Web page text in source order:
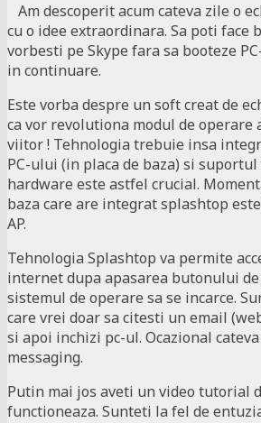
Am descoperit acum cateva zile o
cu o idee extraordinara. Sa poti face
vorbesti pe Skype fara sa booteze
in continuare.
Este vorba despre un soft creat de
ca vor revolutiona modul de operare
viitor ! Tehnologia trebuie insa
PC-ului (in placa de baza) si
hardware este astfel crucial.
baza care are integrat splashtop
AP.
Tehnologia Splashtop va permite
internet dupa apasarea butonului
sistemul de operare sa se incarce.
care vrei doar sa citesti un email
si apoi inchizi pc-ul. Ocazional
messaging.
Putin mai jos aveti un video tutorial
functioneaza. Sunteti la fel de